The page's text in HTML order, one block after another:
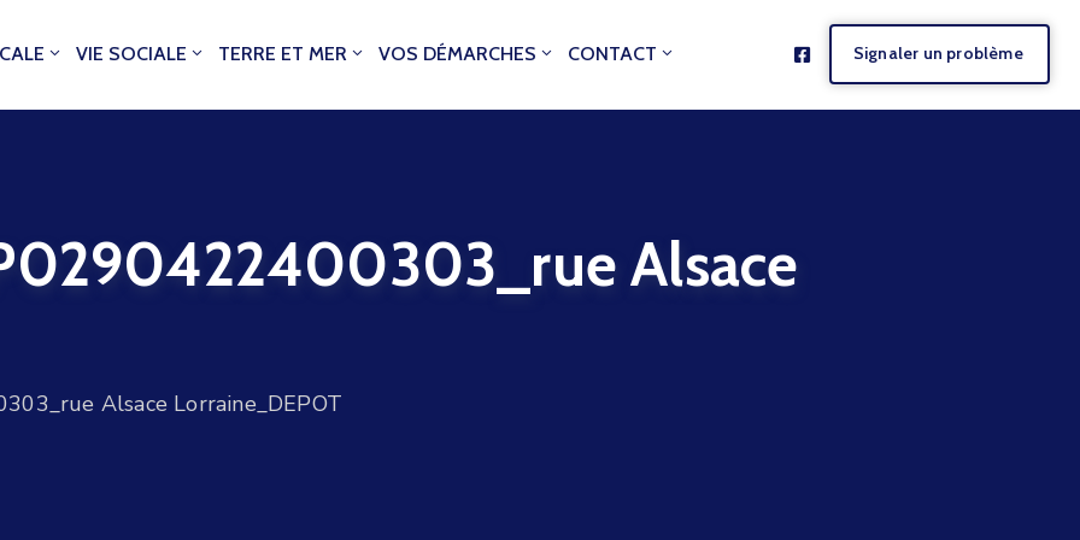
VIE SOCIALE TERRE ET MER VOS DÉMARCHES CONTACT Signaler un problème
Alsace
Alsace Lorraine_DEPOT